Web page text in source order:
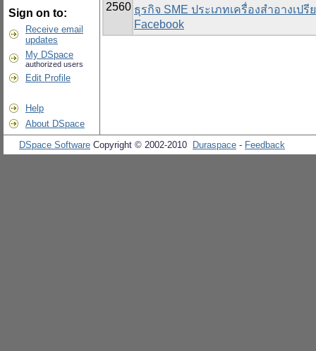
Sign on to:
Receive email
updates
My DSpace
authorized users
Edit Profile
Help
About DSpace
2560 ธุรกิจ SME ประเภทเครื่องสำอางเป
Facebook
DSpace Software Copyright © 2002-2010 Duraspace - Feedback